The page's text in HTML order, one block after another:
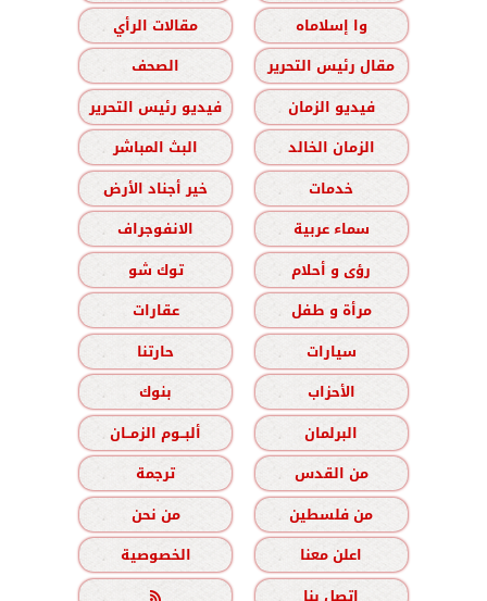
وا إسلاماه
مقالات الرأي
مقال رئيس التحرير
الصحف
فيديو الزمان
فيديو رئيس التحرير
الزمان الخالد
البث المباشر
خدمات
خير أجناد الأرض
سماء عربية
الانفوجراف
رؤى و أحلام
توك شو
مرأة و طفل
عقارات
سيارات
حارتنا
الأحزاب
بنوك
البرلمان
ألبــوم الزمــان
من القدس
ترجمة
من فلسطين
من نحن
اعلن معنا
الخصوصية